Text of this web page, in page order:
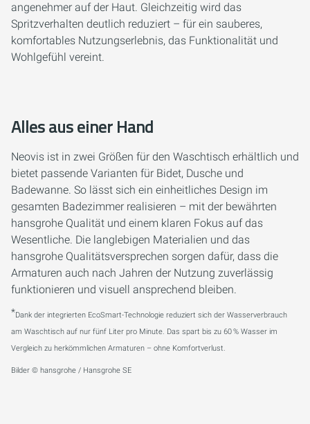
angenehmer auf der Haut. Gleichzeitig wird das
Spritzverhalten deutlich reduziert – für ein sauberes,
komfortables Nutzungserlebnis, das Funktionalität und
Wohlgefühl vereint.
Alles aus einer Hand
Neovis ist in zwei Größen für den Waschtisch erhältlich und
bietet passende Varianten für Bidet, Dusche und
Badewanne. So lässt sich ein einheitliches Design im
gesamten Badezimmer realisieren – mit der bewährten
hansgrohe Qualität und einem klaren Fokus auf das
Wesentliche. Die langlebigen Materialien und das
hansgrohe Qualitätsversprechen sorgen dafür, dass die
Armaturen auch nach Jahren der Nutzung zuverlässig
funktionieren und visuell ansprechend bleiben.
*Dank der integrierten EcoSmart-Technologie reduziert sich der Wasserverbrauch
am Waschtisch auf nur fünf Liter pro Minute. Das spart bis zu 60 % Wasser im
Vergleich zu herkömmlichen Armaturen – ohne Komfortverlust.
Bilder © hansgrohe / Hansgrohe SE